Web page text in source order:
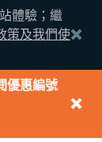
體驗；繼
策及我們使
優惠編號